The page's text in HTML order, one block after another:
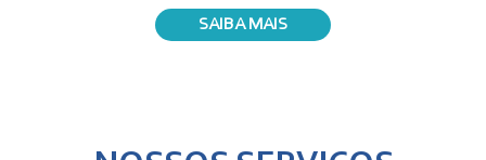
SAIBA MAIS